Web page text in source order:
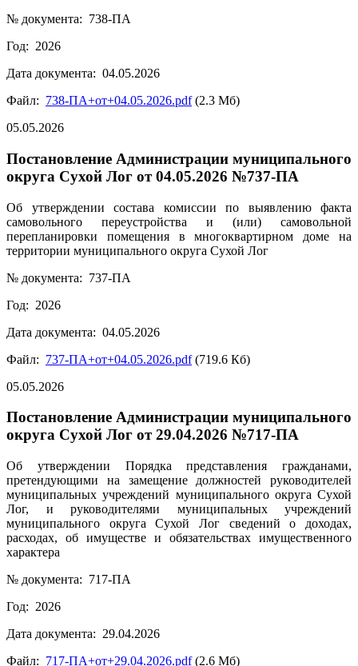
№ документа: 738-ПА
Год: 2026
Дата документа: 04.05.2026
Файл: 738-ПА+от+04.05.2026.pdf(2.3 Мб)
05.05.2026
Постановление Администрации муниципального
округа Сухой Лог от 04.05.2026 №737-ПА
Об утверждении состава комиссии по выявлению факта
самовольного переустройства и (или) самовольной
перепланировки помещения в многоквартирном доме на
территории муниципального округа Сухой Лог
№ документа: 737-ПА
Год: 2026
Дата документа: 04.05.2026
Файл: 737-ПА+от+04.05.2026.pdf(719.6 Кб)
05.05.2026
Постановление Администрации муниципального
округа Сухой Лог от 29.04.2026 №717-ПА
Об утверждении Порядка представления гражданами,
претендующими на замещение должностей руководителей
муниципальных учреждений муниципального округа Сухой
Лог, и руководителями муниципальных учреждений
муниципального округа Сухой Лог сведений о доходах,
расходах, об имуществе и обязательствах имущественного
характера
№ документа: 717-ПА
Год: 2026
Дата документа: 29.04.2026
Файл: 717-ПА+от+29.04.2026.pdf(2.6 Мб)